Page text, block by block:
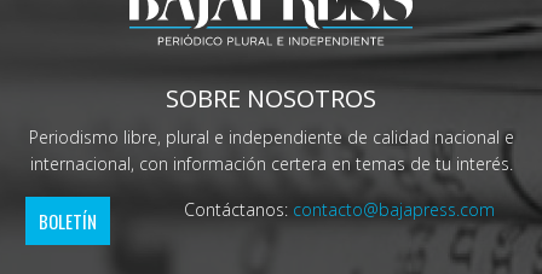
SOBRE NOSOTROS
Periodismo libre, plural e independiente de calidad nacional e
internacional, con información certera en temas de tu interés.
BOLETÍN Contáctanos: contacto@bajapress.com